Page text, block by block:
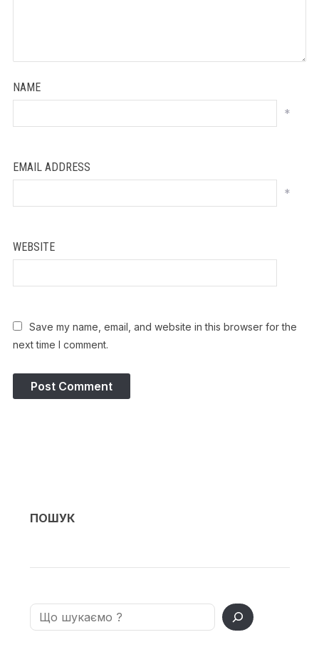
NAME
*
EMAIL ADDRESS
*
WEBSITE
Save my name, email, and website in this browser for the
next time I comment.
ПОШУК
Search